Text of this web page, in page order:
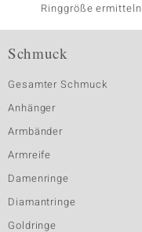
Ringgröße ermitteln
Schmuck
Gesamter Schmuck
Anhänger
Armbänder
Armreife
Damenringe
Diamantringe
Goldringe